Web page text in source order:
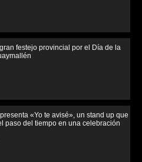
festejo provincial por el Día de la
«Yo te avisé», un stand up que
paso del tiempo en una celebración